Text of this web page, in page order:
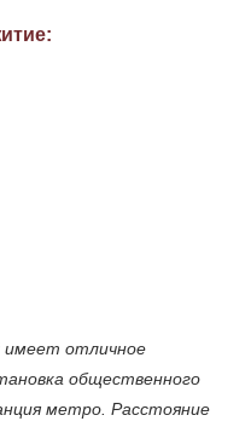
:
отличное
общественного
метро. Расстояние